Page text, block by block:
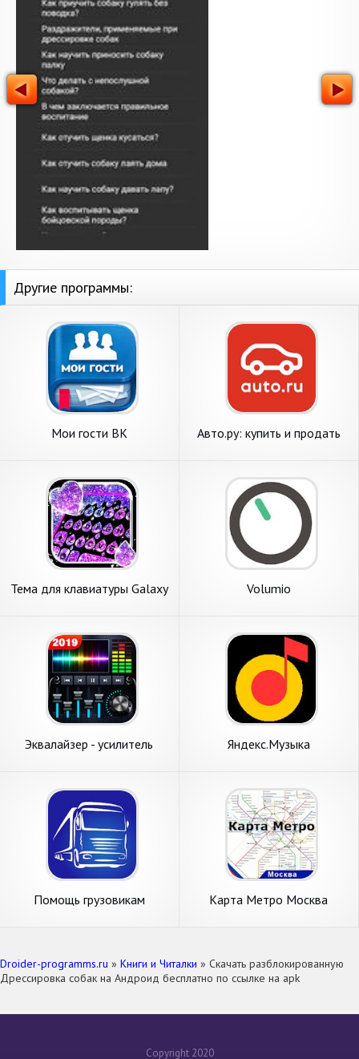
Другие программы:
Мои гости ВК
Авто.ру: купить и продать
Тема для клавиатуры Galaxy
Volumio
Эквалайзер - усилитель
Яндекс.Музыка
Помощь грузовикам Карта Метро Москва
Droider-programms.ru » Книги и Читалки » Скачать разблокированную
Дрессировка собак на Андроид бесплатно по ссылке на apk
Copyright 2020